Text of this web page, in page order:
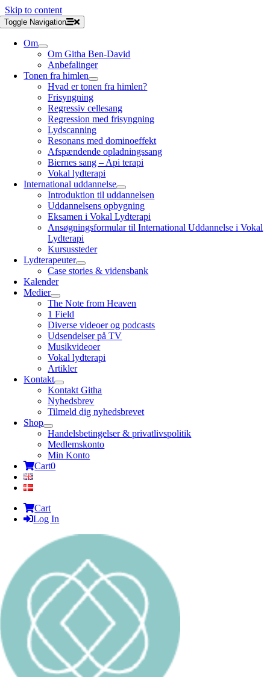
Skip to content
Toggle Navigation
Om
Om Githa Ben-David
Anbefalinger
Tonen fra himlen
Hvad er tonen fra himlen?
Frisyngning
Regressiv cellesang
Regression med frisyngning
Lydscanning
Resonans med dominoeffekt
Afspændende opladningssang
Biernes sang – Api terapi
Vokal lydterapi
International uddannelse
Introduktion til uddannelsen
Uddannelsens opbygning
Eksamen i Vokal Lydterapi
Ansøgningsformular til International Uddannelse i Vokal
Lydterapi
Kursussteder
Lydterapeuter
Case stories & vidensbank
Kalender
Medier
The Note from Heaven
1 Field
Diverse videoer og podcasts
Udsendelser på TV
Musikvideoer
Vokal lydterapi
Artikler
Kontakt
Kontakt Githa
Nyhedsbrev
Tilmeld dig nyhedsbrevet
Shop
Handelsbetingelser & privatlivspolitik
Medlemskonto
Min Konto
Cart0
Cart
Log In